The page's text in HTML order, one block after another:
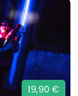
19,90 €